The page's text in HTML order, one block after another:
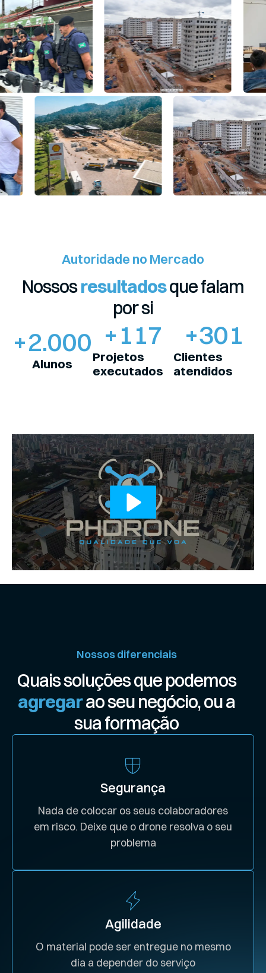
Autoridade no Mercado
Nossosresultadosque falam
por si
Alunos
+2.000Projetos
executados
+117
Clientes
atendidos
+301
Nossos diferenciais
Quais soluções que podemos
agregarao seu negócio, ou a
sua formação
Segurança
Nada de colocar os seus colaboradores
em risco. Deixe que o drone resolva o seu
problema
Agilidade
O material pode ser entregue no mesmo
dia a depender do serviço